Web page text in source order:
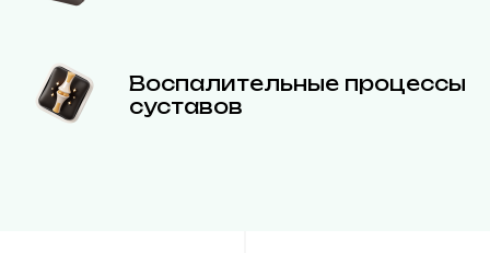
Воспалительные процессы
суставов